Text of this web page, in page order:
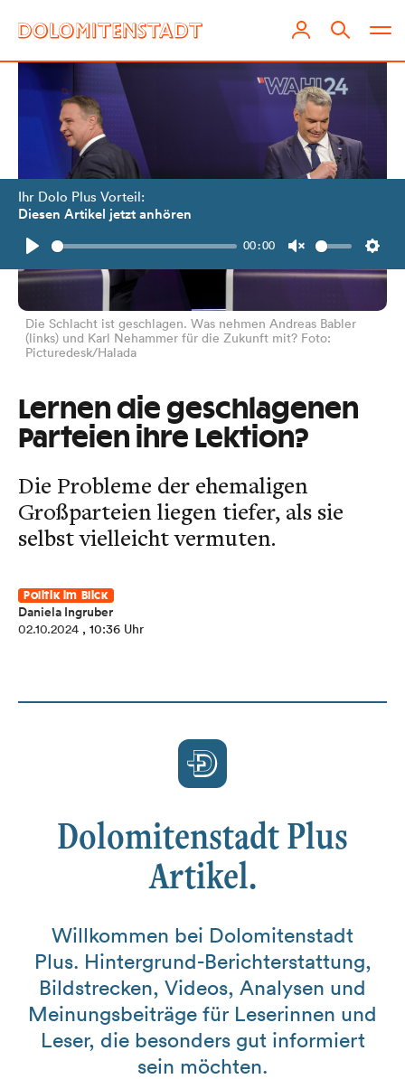
Ihr Dolo Plus Vorteil:
Diesen Artikel jetzt anhören
Play
00:00
Unmute
Die Schlacht ist geschlagen. Was nehmen Andreas Babler
(links) und Karl Nehammer für die Zukunft mit? Foto:
Picturedesk/Halada
Lernen die geschlagenen
Parteien ihre Lektion?
Die Probleme der ehemaligen
Großparteien liegen tiefer, als sie
selbst vielleicht vermuten.
Politik im Blick
Daniela Ingruber
02.10.2024 , 10:36 Uhr
Dolomitenstadt Plus
Artikel.
Willkommen bei Dolomitenstadt
Plus. Hintergrund-Berichterstattung,
Bildstrecken, Videos, Analysen und
Meinungsbeiträge für Leserinnen und
Leser, die besonders gut informiert
sein möchten.